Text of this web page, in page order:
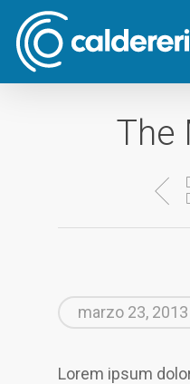
main
The
marzo 23, 2013
Lorem ipsum